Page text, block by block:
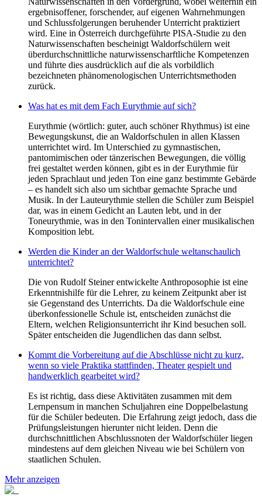
ergebnisoffener, forschender, auf eigenen Wahrnehmungen
und Schlussfolgerungen beruhender Unterricht praktiziert
wird. Eine in Österreich durchgeführte PISA-Studie zu den
Naturwissenschaften bescheinigt Waldorfschülern weit
überdurchschnittliche naturwissenscharftliche Kompetenzen
und führte dies ausdrücklich auf die als vorbildlich
bezeichneten phänomenologischen Unterrichtsmethoden
zurück.
Was hat es mit dem Fach Eurythmie auf sich?
Eurythmie (wörtlich: guter, auch schöner Rhythmus) ist eine
Bewegungskunst, die an Waldorfschulen in allen Klassen
unterrichtet wird. Im Unterschied zu gymnastischen,
pantomimischen oder tänzerischen Bewegungen, die völlig
frei gestaltet werden können, gibt es in der Eurythmie für
jeden Sprachlaut und jeden Ton eine ganz bestimmte Gebärde
– es handelt sich also um sichtbar gemachte Sprache und
Musik. In der Lauteurythmie stellen die Schüler zum Beispiel
dar, was in einem Gedicht an Lauten lebt, und in der
Toneurythmie, was in den Tonintervallen einer musikalischen
Komposition lebt.
Werden die Kinder an der Waldorfschule weltanschaulich
unterrichtet?
Die von Rudolf Steiner entwickelte Anthroposophie ist eine
Erkenntnishilfe für die Lehrer, zu keinem Zeitpunkt aber ist
sie Gegenstand des Unterrichts. Da die Waldorfschule eine
überkonfessionelle Schule ist, entscheiden zunächst die
Eltern, welchen Religionsunterricht ihr Kind besuchen soll.
Später entscheiden die Jugendlichen das dann selbst.
Kommt die Vorbereitung auf die Abschlüsse nicht zu kurz,
wenn so viele Praktika stattfinden, Theater gespielt und
handwerklich gearbeitet wird?
Es ist richtig, dass diese Aktivitäten zusammen mit dem
Lernpensum in manchen Schuljahren eine Doppelbelastung
für die Schüler bedeuten. Die Erfahrung zeigt jedoch, dass die
Prüfungsleistungen hierunter nicht leiden. Denn die
durchschnittlichen Abschlussnoten der Waldorfschüler liegen
mindestens auf dem gleichen Niveau wie bei Schülern von
staatlichen Schulen.
Mehr anzeigen